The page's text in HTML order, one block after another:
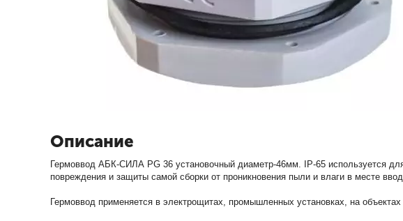
Описание
Гермоввод АБК-СИЛА PG 36 установочный диаметр-46мм. IP-65 используется
повреждения и защиты самой сборки от проникновения пыли и влаги в месте
Гермоввод применяется в электрощитах, промышленных установках, на